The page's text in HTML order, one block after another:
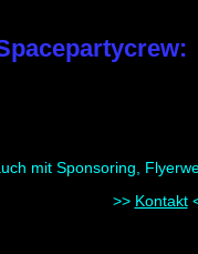
:
mit Sponsoring,
>> Kontakt